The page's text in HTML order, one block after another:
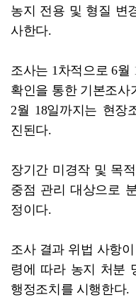
농지 전용 및 형질 변
사한다.
조사는 1차적으로 6월
확인을 통한 기본조사
2월 18일까지는 현장
진된다.
장기간 미경작 및 목
중점 관리 대상으로
정이다.
조사 결과 위법 사항
령에 따라 농지 처분
행정조치를 시행한다.